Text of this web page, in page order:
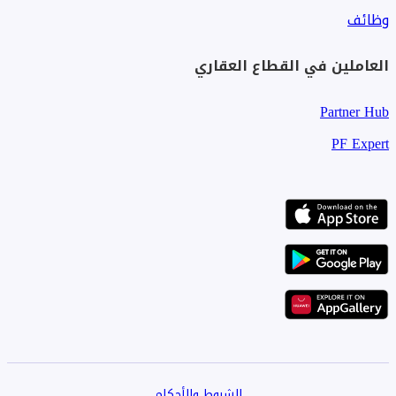
وظائف
العاملين في القطاع العقاري
Partner Hub
PF Expert